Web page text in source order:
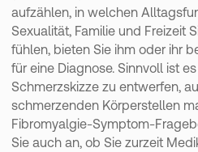
aufzählen, in welchen
Sexualität, Familie und Freizeit
fühlen, bieten Sie ihm oder ihr
für eine Diagnose. Sinnvoll ist
Schmerzskizze zu entwerfen,
schmerzenden Körperstellen
Fibromyalgie-Symptom-
Sie auch an, ob Sie zurzeit